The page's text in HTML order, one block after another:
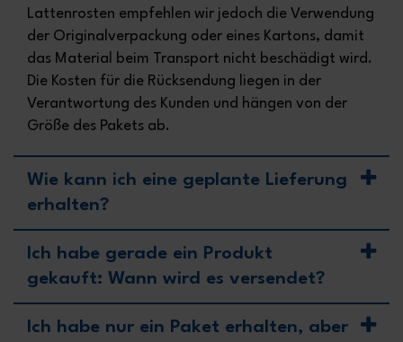
Lattenrosten empfehlen wir jedoch die Verwendung
der Originalverpackung oder eines Kartons, damit
das Material beim Transport nicht beschädigt wird.
Die Kosten für die Rücksendung liegen in der
Verantwortung des Kunden und hängen von der
Größe des Pakets ab.
Wie kann ich eine geplante Lieferung
erhalten?
Ich habe gerade ein Produkt
gekauft: Wann wird es versendet?
Ich habe nur ein Paket erhalten, aber
Ich erkläre, dass ich die Datenschutzerklärung von
Marcapiuma vollständig gelesen habe.